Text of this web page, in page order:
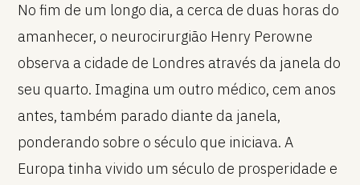
No fim de um longo dia, a cerca de duas horas do
amanhecer, o neurocirurgião Henry Perowne
observa a cidade de Londres através da janela do
seu quarto. Imagina um outro médico, cem anos
antes, também parado diante da janela,
ponderando sobre o século que iniciava. A
Europa tinha vivido um século de prosperidade e